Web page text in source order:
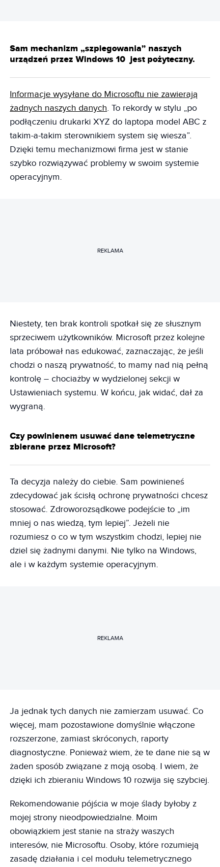
Sam mechanizm „szpiegowania” naszych
urządzeń przez Windows 10 jest pożyteczny.
Informacje wysyłane do Microsoftu nie zawierają
żadnych naszych danych. To rekordy w stylu „po
podłączeniu drukarki XYZ do laptopa model ABC z
takim-a-takim sterownikiem system się wiesza”.
Dzięki temu mechanizmowi firma jest w stanie
szybko rozwiązywać problemy w swoim systemie
operacyjnym.
REKLAMA
Niestety, ten brak kontroli spotkał się ze słusznym
sprzeciwem użytkowników. Microsoft przez kolejne
lata próbował nas edukować, zaznaczając, że jeśli
chodzi o naszą prywatność, to mamy nad nią pełną
kontrolę – chociażby w wydzielonej sekcji w
Ustawieniach systemu. W końcu, jak widać, dał za
wygraną.
Czy powinienem usuwać dane telemetryczne
zbierane przez Microsoft?
Ta decyzja należy do ciebie. Sam powinieneś
zdecydować jak ścisłą ochronę prywatności chcesz
stosować. Zdroworozsądkowe podejście to „im
mniej o nas wiedzą, tym lepiej”. Jeżeli nie
rozumiesz o co w tym wszystkim chodzi, lepiej nie
dziel się żadnymi danymi. Nie tylko na Windows,
ale i w każdym systemie operacyjnym.
REKLAMA
Ja jednak tych danych nie zamierzam usuwać. Co
więcej, mam pozostawione domyślnie włączone
rozszerzone, zamiast skróconych, raporty
diagnostyczne. Ponieważ wiem, że te dane nie są w
żaden sposób związane z moją osobą. I wiem, że
dzięki ich zbieraniu Windows 10 rozwija się szybciej.
Rekomendowanie pójścia w moje ślady byłoby z
mojej strony nieodpowiedzialne. Moim
obowiązkiem jest stanie na straży waszych
interesów, nie Microsoftu. Osoby, które rozumieją
zasadę działania i cel modułu telemetrycznego